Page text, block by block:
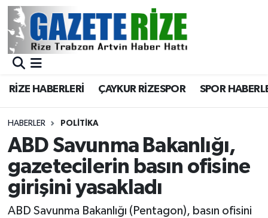
RİZE HABERLERİ ÇAYKUR RİZESPOR SPOR
HABERLER POLİTİKA
ABD Savunma Bakanlığı,
gazetecilerin basın ofisine
girişini yasakladı
ABD Savunma Bakanlığı (Pentagon), basın ofisini
BÖLGEMİZ
Asayiş
Rize Jandarma Komutanlığı
Bilim Teknoloji
Bölge
Merkez Nöbetçi Eczaneler
Merkez Trafik Yoğunluk Haritası
Süper Lig Puan Durumu ve Fikstür
Tüm Manşetler
Son Dakika Haberleri